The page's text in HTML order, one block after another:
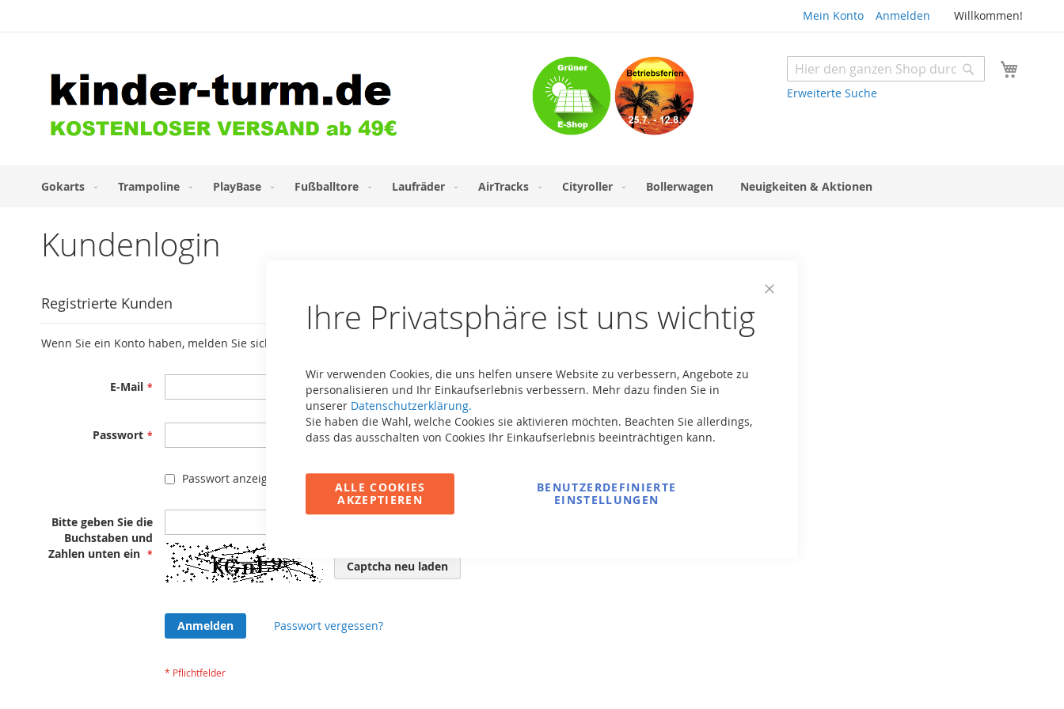
Ihre Privatsphäre ist uns wichtig
Wir verwenden Cookies, die uns helfen unsere Website zu verbessern, Angebote zu
personalisieren und Ihr Einkaufserlebnis verbessern. Mehr dazu finden Sie in
unserer Datenschutzerklärung.
Sie haben die Wahl, welche Cookies sie aktivieren möchten. Beachten Sie allerdings,
dass das ausschalten von Cookies Ihr Einkaufserlebnis beeinträchtigen kann.
ALLE COOKIES
AKZEPTIEREN
BENUTZERDEFINIERTE
EINSTELLUNGEN
Mein Konto Anmelden Willkommen!
Suche
Erweiterte Suche
Suche
Gokarts Trampoline PlayBase Fußballtore Laufräder AirTracks Cityroller Bollerwagen Neuigkeiten & Aktionen
Kundenlogin
Registrierte Kunden
Wenn Sie ein Konto haben, melden Sie sich mit Ihrer E-Mail-Adresse an.
E-Mail
Passwort
Passwort anzeigen
Bitte geben Sie die
Buchstaben und
Zahlen unten ein
Captcha neu laden
Anmelden Passwort vergessen?